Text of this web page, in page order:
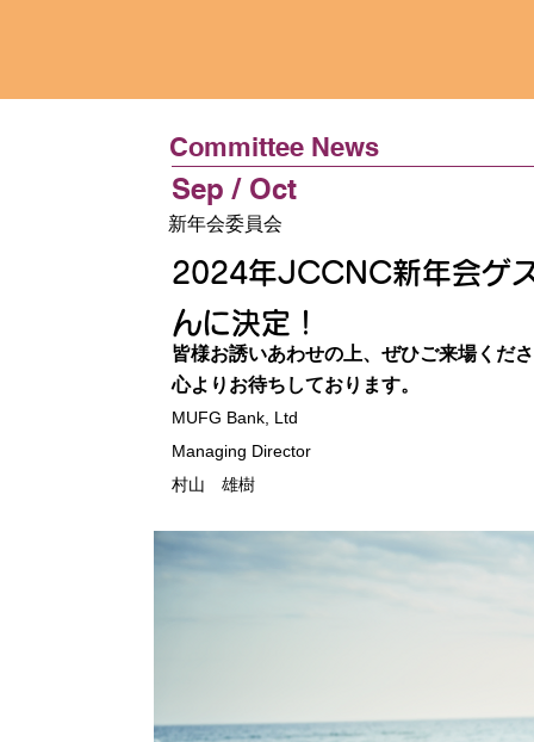
Committee News
Sep / Oct
新年会委員会
2024年JCCNC新年会ゲ
んに決定！
皆様お誘いあわせの上、ぜひご来場くだ
心よりお待ちしております。
MUFG Bank, Ltd
Managing Director
村山 雄樹